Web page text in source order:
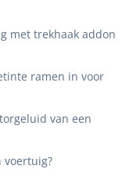
met trekhaak addon
ramen in voor
van een
voertuig?